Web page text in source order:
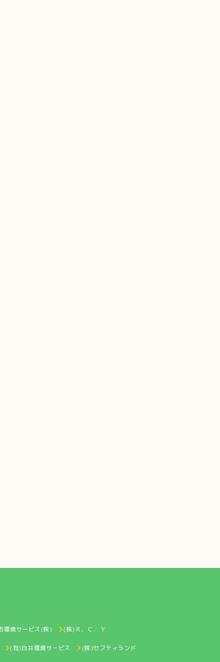
環境サービス(株) (株)Ｒ．Ｃ．Ｙ
(有)白井環境サ－ビス (株)セフティランド